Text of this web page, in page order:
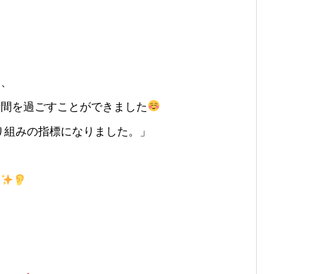
を過ごすことができました
みの指標になりました。」